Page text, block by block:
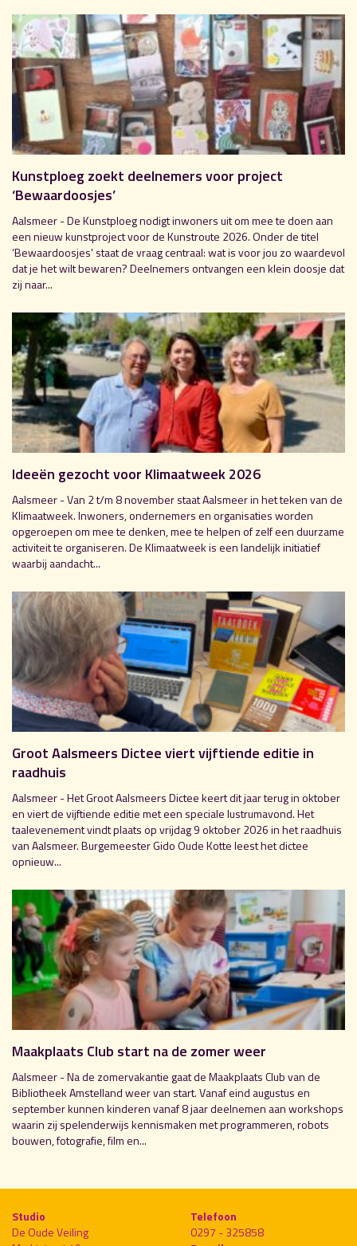
Kunstploeg zoekt deelnemers voor project
‘Bewaardoosjes’
Aalsmeer - De Kunstploeg nodigt inwoners uit om mee te doen aan
een nieuw kunstproject voor de Kunstroute 2026. Onder de titel
‘Bewaardoosjes' staat de vraag centraal: wat is voor jou zo waardevol
dat je het wilt bewaren? Deelnemers ontvangen een klein doosje dat
zij naar...
Ideeën gezocht voor Klimaatweek 2026
Aalsmeer - Van 2 t/m 8 november staat Aalsmeer in het teken van de
Klimaatweek. Inwoners, ondernemers en organisaties worden
opgeroepen om mee te denken, mee te helpen of zelf een duurzame
activiteit te organiseren. De Klimaatweek is een landelijk initiatief
waarbij aandacht...
Groot Aalsmeers Dictee viert vijftiende editie in
raadhuis
Aalsmeer - Het Groot Aalsmeers Dictee keert dit jaar terug in oktober
en viert de vijftiende editie met een speciale lustrumavond. Het
taalevenement vindt plaats op vrijdag 9 oktober 2026 in het raadhuis
van Aalsmeer. Burgemeester Gido Oude Kotte leest het dictee
opnieuw...
Maakplaats Club start na de zomer weer
Aalsmeer - Na de zomervakantie gaat de Maakplaats Club van de
Bibliotheek Amstelland weer van start. Vanaf eind augustus en
september kunnen kinderen vanaf 8 jaar deelnemen aan workshops
waarin zij spelenderwijs kennismaken met programmeren, robots
bouwen, fotografie, film en...
Studio
De Oude Veiling
Telefoon
0297 - 325858